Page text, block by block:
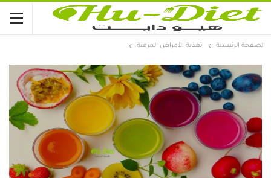
الصفحة الرئيسية تغذية الأمراض المزمنة